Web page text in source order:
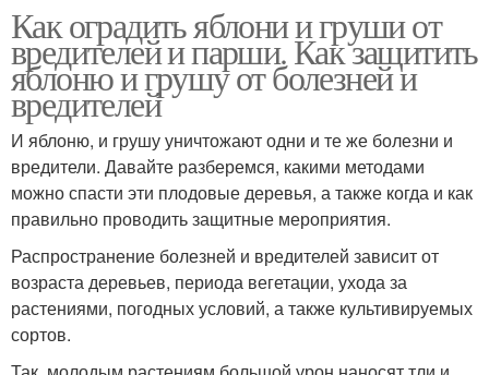
Как оградить яблони и груши от
вредителей и парши. Как защитить
яблоню и грушу от болезней и
вредителей
И яблоню, и грушу уничтожают одни и те же болезни и
вредители. Давайте разберемся, какими методами
можно спасти эти плодовые деревья, а также когда и как
правильно проводить защитные мероприятия.
Распространение болезней и вредителей зависит от
возраста деревьев, периода вегетации, ухода за
растениями, погодных условий, а также культивируемых
сортов.